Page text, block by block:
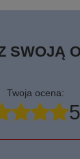
SWOJĄ
Twoja ocena: